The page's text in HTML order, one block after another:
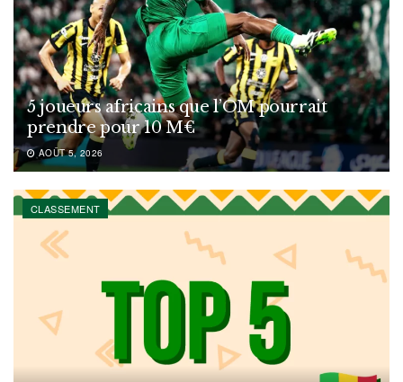
5 joueurs africains que l’OM pourrait
prendre pour 10 M€
AOÛT 5, 2026
CLASSEMENT